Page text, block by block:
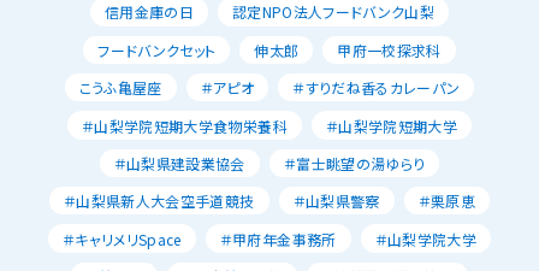
信用金庫の日
認定NPO法人フードバンク山梨
フードバンクセット
伸太郎
甲府一校探求科
こうふ亀屋座
＃アピオ
＃すりだね香るカレーパン
＃山梨学院短期大学食物栄養科
＃山梨学院短期大学
＃山梨県建設業協会
＃富士眺望の湯ゆらり
＃山梨県新人大会空手道競技
＃山梨県警察
＃栗原恵
＃キャリメリSpace
＃甲府年金事務所
＃山梨学院大学